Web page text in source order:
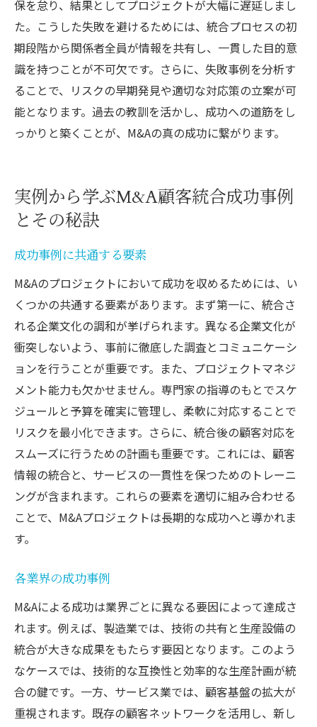
保を怠り、結果としてプロジェクトが大幅に遅延しまし
た。こうした失敗を避けるためには、統合プロセスの初
期段階から関係者全員が情報を共有し、一貫した目的意
識を持つことが不可欠です。さらに、失敗事例を分析す
ることで、リスクの早期発見や適切な対応策の立案が可
能となります。過去の教訓を活かし、成功への道筋をし
っかりと築くことが、M&Aの真の成功に繋がります。
実例から学ぶM&A顧客統合成功事例
とその秘訣
成功事例に共通する要素
M&Aのプロジェクトにおいて成功を収めるためには、い
くつかの共通する要素があります。まず第一に、統合さ
れる企業文化の調和が挙げられます。異なる企業文化が
衝突しないよう、事前に徹底した調査とコミュニケーシ
ョンを行うことが重要です。また、プロジェクトマネジ
メント能力も欠かせません。専門家の指導のもとでスケ
ジュールと予算を確実に管理し、柔軟に対応することで
リスクを最小化できます。さらに、統合後の顧客対応を
スムーズに行うための計画も重要です。これには、顧客
情報の統合と、サービスの一貫性を保つためのトレーニ
ングが含まれます。これらの要素を適切に組み合わせる
ことで、M&Aプロジェクトは長期的な成功へと導かれま
す。
各業界の成功事例
M&Aによる成功は業界ごとに異なる要因によって達成さ
れます。例えば、製造業では、技術の共有と生産設備の
統合が大きな成果をもたらす要因となります。このよう
なケースでは、技術的な互換性と効率的な生産計画が統
合の鍵です。一方、サービス業では、顧客基盤の拡大が
重視されます。既存の顧客ネットワークを活用し、新し